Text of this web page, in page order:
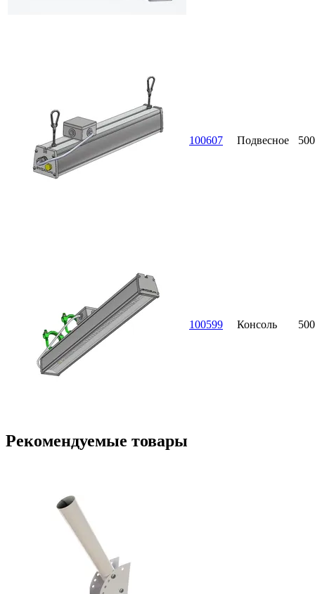
100607 Подвесное
100599 Консоль
Рекомендуемые товары